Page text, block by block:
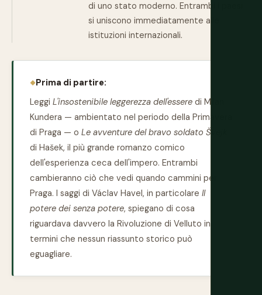
di uno stato moderno. Entrambi i paesi
si uniscono immediatamente alle
istituzioni internazionali.
Prima di partire:
Leggi L'insostenibile leggerezza dell'essere di Milan
Kundera — ambientato nel periodo della Primavera
di Praga — o Le avventure del bravo soldato Švejk
di Hašek, il più grande romanzo comico
dell'esperienza ceca dell'impero. Entrambi
cambieranno ciò che vedi quando cammini per
Praga. I saggi di Václav Havel, in particolare Il
potere dei senza potere, spiegano di cosa
riguardava davvero la Rivoluzione di Velluto in
termini che nessun riassunto storico può
eguagliare.